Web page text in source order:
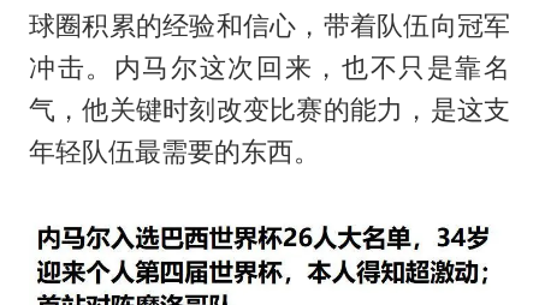
球圈积累的经验和信心，带着队伍向冠军
冲击。内马尔这次回来，也不只是靠名
气，他关键时刻改变比赛的能力，是这支
年轻队伍最需要的东西。